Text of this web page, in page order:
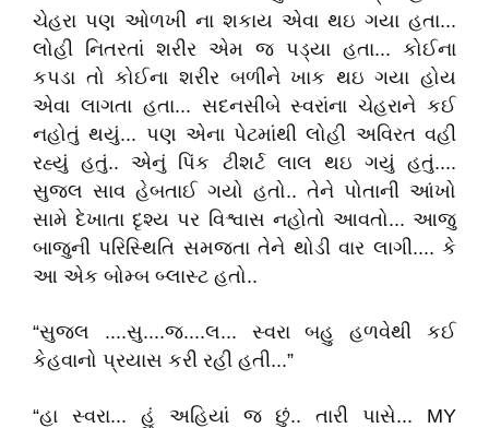
ચેહરા પણ ઓળખી ના શકાય એવા થઇ ગયા હતા...
લોહી નિતરતાં શરીર એમ જ પડ્યા હતા... કોઈના
કપડા તો કોઈના શરીર બળીને ખાક થઇ ગયા હોય
એવા લાગતા હતા... સદનસીબે સ્વરાંના ચેહરાને કઈ
નહોતું થયું... પણ એના પેટમાંથી લોહી અવિરત વહી
રહ્યું હતું.. એનું પિંક ટીશર્ટ લાલ થઇ ગયું હતું....
સુજલ સાવ હેબતાઈ ગયો હતો.. તેને પોતાની આંખો
સામે દેખાતા દૃશ્ય પર વિશ્વાસ નહોતો આવતો... આજુ
બાજુની પરિસ્થિતિ સમજતા તેને થોડી વાર લાગી.... કે
આ એક બોમ્બ બ્લાસ્ટ હતો..
“સુજલ ....સુ....જ....લ... સ્વરા બહુ હળવેથી કઈ
કેહવાનો પ્રયાસ કરી રહી હતી...”
“હા સ્વરા... હું અહિયાં જ છું.. તારી પાસે... MY